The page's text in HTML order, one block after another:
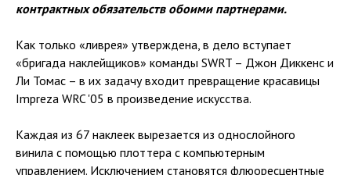
контрактных обязательств обоими партнерами.
Как только «ливрея» утверждена, в дело вступает
«бригада наклейщиков» команды SWRT – Джон Диккенс и
Ли Томас – в их задачу входит превращение красавицы
Impreza WRC '05 в произведение искусства.
Каждая из 67 наклеек вырезается из однослойного
винила с помощью плоттера с компьютерным
управлением. Исключением становятся флюоресцентные